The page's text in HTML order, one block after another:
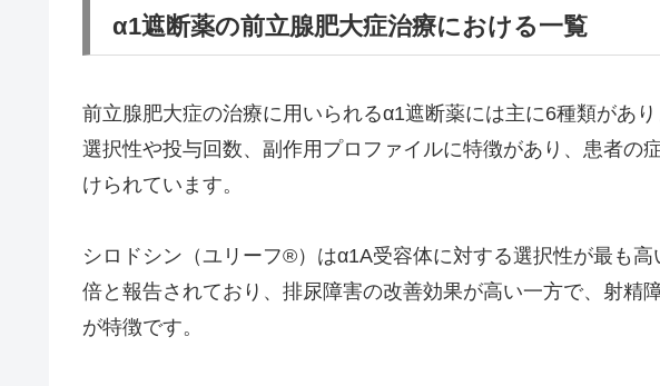
α1遮断薬の前立腺肥大症治療における一覧
前立腺肥大症の治療に用いられるα1遮断薬には主に6種類があ
選択性や投与回数、副作用プロファイルに特徴があり、患者の
けられています。
シロドシン（ユリーフ®）はα1A受容体に対する選択性が最も
倍と報告されており、排尿障害の改善効果が高い一方で、射精
が特徴です。